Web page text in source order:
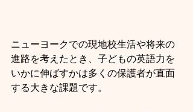
ニューヨークでの現地校生活や将来の
進路を考えたとき、子どもの英語力を
いかに伸ばすかは多くの保護者が直面
する大きな課題です。